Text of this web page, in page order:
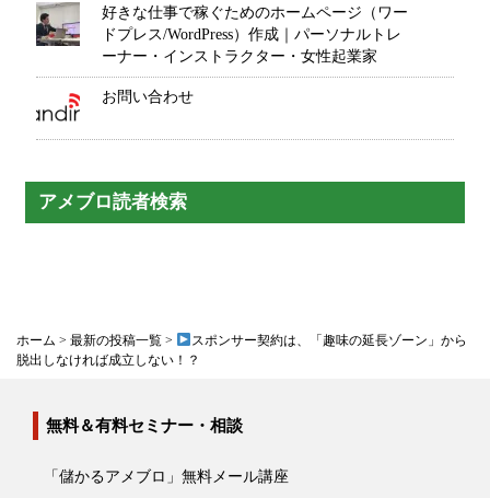
好きな仕事で稼ぐためのホームページ（ワー
ドプレス/WordPress）作成｜パーソナルトレ
ーナー・インストラクター・女性起業家
お問い合わせ
アメブロ読者検索
ホーム > 最新の投稿一覧 >
スポンサー契約は、「趣味の延長ゾーン」から
脱出しなければ成立しない！？
無料＆有料セミナー・相談
「儲かるアメブロ」無料メール講座